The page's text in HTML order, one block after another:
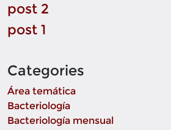
post 2
post 1
Categories
Área temática
Bacteriología
Bacteriología mensual